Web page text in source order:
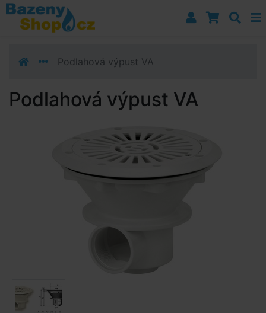
Přejít k navigaci
Přejít na obsah
Přejít k postrannímu sloupci
Podlahová výpust VA
Podlahová výpust VA